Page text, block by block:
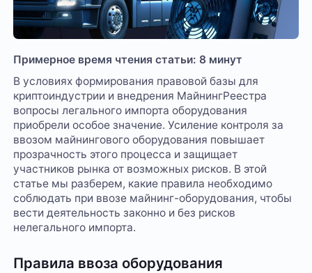
Примерное время чтения статьи: 8 минут
В условиях формирования правовой базы для
криптоиндустрии и внедрения МайнингРеестра
вопросы легального импорта оборудования
приобрели особое значение. Усиление контроля за
ввозом майнингового оборудования повышает
прозрачность этого процесса и защищает
участников рынка от возможных рисков. В этой
статье мы разберем, какие правила необходимо
соблюдать при ввозе майнинг-оборудования, чтобы
вести деятельность законно и без рисков
нелегального импорта.
Правила ввоза оборудования